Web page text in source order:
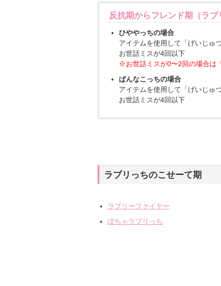
反抗期からフレンド期（ラブ
ひややっちの場合
アイテムを使用して「げいじゅ
お世話ミスが4回以下
※お世話ミスが0〜2回の場合は
ぱんなこっちの場合
アイテムを使用して「げいじゅ
お世話ミスが4回以下
ラブリっちのこせーて期
ラブリーファイヤー
ぽちゃラブリっち